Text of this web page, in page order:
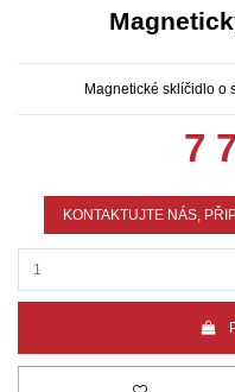
Magnetické sklíčidlo o
7
KONTAKTUJTE NÁS,